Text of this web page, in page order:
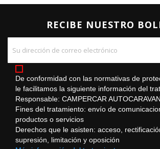
RECIBE NUESTRO
De conformidad con las normativas de
le facilitamos la siguiente información del
Responsable: CAMPERCAR
Fines del tratamiento: envío de
productos o servicios
Derechos que le asisten: acceso,
supresión, limitación y oposición